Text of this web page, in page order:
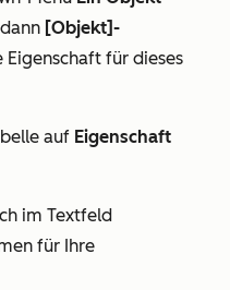
[Objekt]-
Eigenschaft für dieses
auf Eigenschaft
im Textfeld
für Ihre